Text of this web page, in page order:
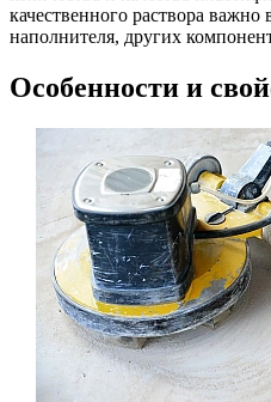
качественного раствора важно
наполнителя, других
Особенности и